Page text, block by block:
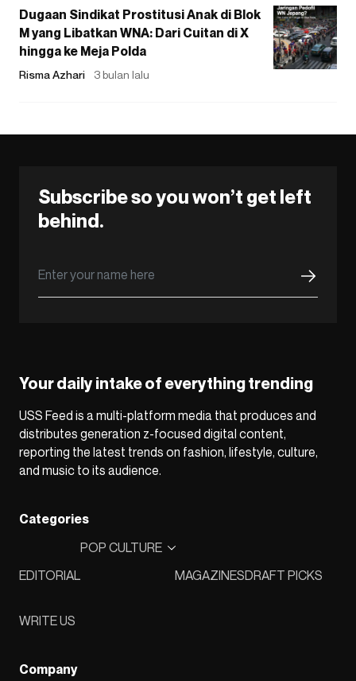
Dugaan Sindikat Prostitusi Anak di Blok
M yang Libatkan WNA: Dari Cuitan di X
hingga ke Meja Polda
Risma Azhari 3 bulan lalu
Subscribe so you won’t get left
behind.
Your daily intake of everything trending
USS Feed is a multi-platform media that produces and
distributes generation z-focused digital content,
reporting the latest trends on fashion, lifestyle, culture,
and music to its audience.
Categories
EDITORIAL
POP CULTURE
MAGAZINESDRAFT PICKS
WRITE US
Company